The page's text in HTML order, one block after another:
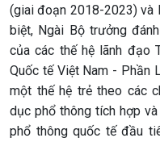
(giai đoạn 2018-2023) và
biệt, Ngài Bộ trưởng
của các thế hệ lãnh đạo
Quốc tế Việt Nam - Phần
một thế hệ trẻ theo các
dục phổ thông tích hợp
phổ thông quốc tế đầu